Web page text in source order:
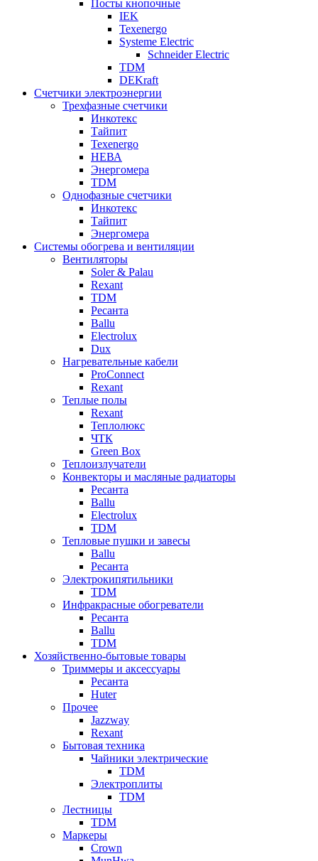
Посты кнопочные
IEK
Texenergo
Systeme Electric
Schneider Electric
TDM
DEKraft
Счетчики электроэнергии
Трехфазные счетчики
Инкотекс
Тайпит
Texenergo
НЕВА
Энергомера
TDM
Однофазные счетчики
Инкотекс
Тайпит
Энергомера
Системы обогрева и вентиляции
Вентиляторы
Soler & Palau
Rexant
TDM
Ресанта
Ballu
Electrolux
Dux
Нагревательные кабели
ProConnect
Rexant
Теплые полы
Rexant
Теплолюкс
ЧТК
Green Box
Теплоизлучатели
Конвекторы и масляные радиаторы
Ресанта
Ballu
Electrolux
TDM
Тепловые пушки и завесы
Ballu
Ресанта
Электрокипятильники
TDM
Инфракрасные обогреватели
Ресанта
Ballu
TDM
Хозяйственно-бытовые товары
Триммеры и аксессуары
Ресанта
Huter
Прочее
Jazzway
Rexant
Бытовая техника
Чайники электрические
TDM
Электроплиты
TDM
Лестницы
TDM
Маркеры
Crown